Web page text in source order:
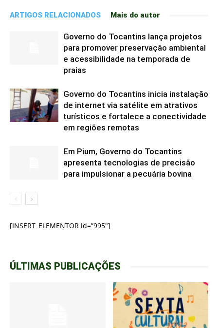
ARTIGOS RELACIONADOS Mais do autor
Governo do Tocantins lança projetos
para promover preservação ambiental
e acessibilidade na temporada de
praias
Governo do Tocantins inicia instalação
de internet via satélite em atrativos
turísticos e fortalece a conectividade
em regiões remotas
Em Pium, Governo do Tocantins
apresenta tecnologias de precisão
para impulsionar a pecuária bovina
[INSERT_ELEMENTOR id=”995″]
ÚLTIMAS PUBLICAÇÕES